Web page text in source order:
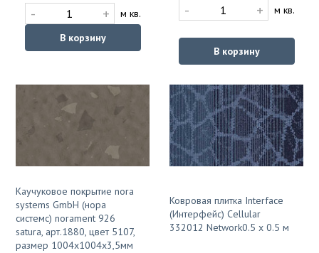
- +
м кв.
В корзину
- + м кв.
В корзину
Каучуковое покрытие nora
systems GmbH (нора
системс) norament 926
satura, арт.1880, цвет 5107,
размер 1004х1004х3,5мм
Ковровая плитка Interface
(Интерфейс) Cellular
332012 Network0.5 x 0.5 м